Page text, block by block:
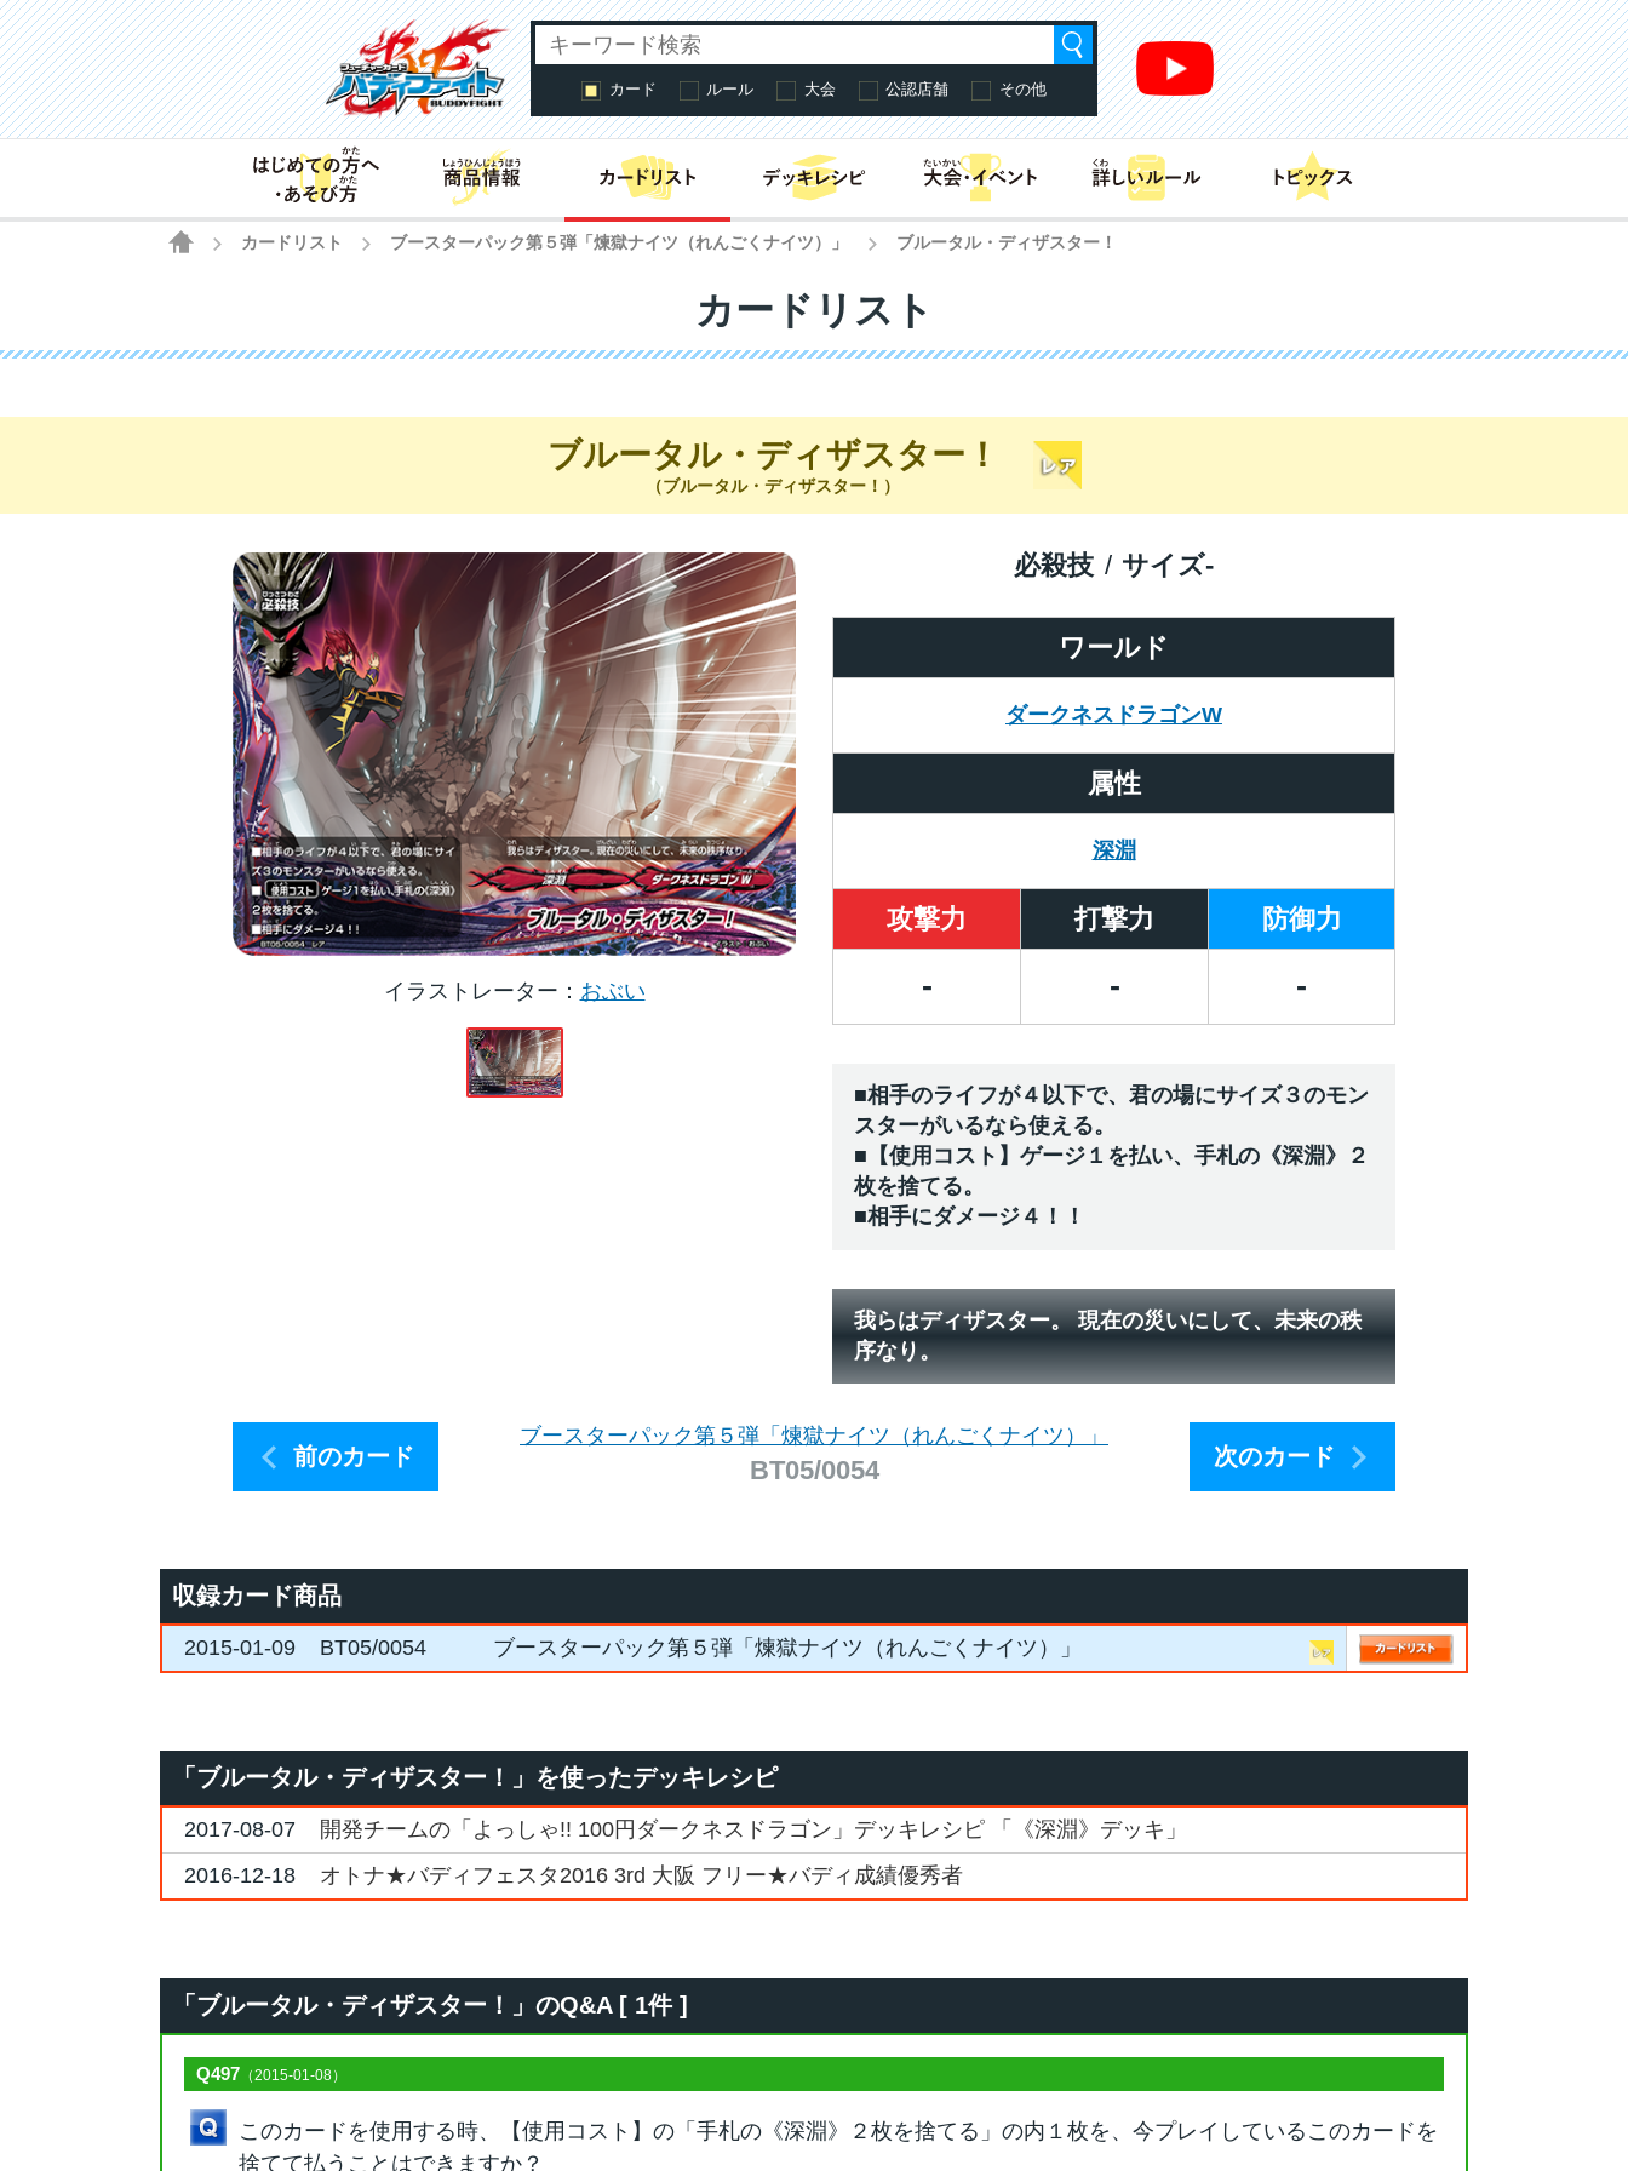
カード ルール 大会 公認店舗 その他
はじめての方へ・あそび方商品情報 カードリスト
HOME
カードリスト ブースターパック第５弾「煉獄ナイツ（れんごくナイツ）」 ブルータル・ディザスター！
カードリスト
ブルータル・ディザスター！
（ブルータル・ディザスター！）
イラストレーター おぶい
ワールド
ダークネスドラゴンW
必殺技 サイズ-
属性
深淵
攻撃力 打撃力 防御力
- - -
■相手のライフが４以下で、君の場にサイズ３のモン
スターがいるなら使える。
■【使用コスト】ゲージ１を払い、手札の《深淵》２
枚を捨てる。
■相手にダメージ４！！
我らはディザスター。 現在の災いにして、未来の秩
序なり。
前のカード
ブースターパック第５弾「煉獄ナイツ（れんごくナイツ）」
BT05/0054 次のカード
収録カード商品
2015-01-09 BT05/0054 ブースターパック第５弾「煉獄ナイツ（れんごくナイツ）」
「ブルータル・ディザスター！」を使ったデッキレシピ
2017-08-07
開発チームの「よっしゃ!! 100円ダークネスドラゴン」デッキレシピ 「《深淵》デッキ」
2016-12-18
オトナ★バディフェスタ2016 3rd 大阪 フリー★バディ成績優秀者
「ブルータル・ディザスター！」のQ&A [ 1件 ]
Q497 （2015-01-08）
このカードを使用する時、【使用コスト】の「手札の《深淵》２枚を捨てる」の内１枚を、今プレイしているこのカードを
捨てて払うことはできますか？